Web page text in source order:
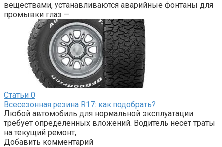
веществами, устанавливаются аварийные фонтаны для
промывки глаз —
Статьи 0
Всесезонная резина R17: как подобрать?
Любой автомобиль для нормальной эксплуатации
требует определенных вложений. Водитель несет траты
на текущий ремонт,
Добавить комментарий